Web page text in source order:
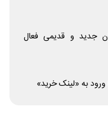
جدید و قدیمی فعال
به «لینک خرید»